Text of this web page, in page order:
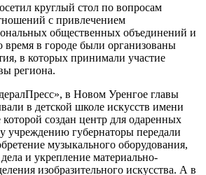
круглый стол по вопросам
с привлечением
общественных объединений и
время в городе были организованы
в которых принимали участие
региона.
в Новом Уренгое главы
в детской школе искусств имени
создан центр для одаренных
учреждению губернаторы передали
музыкального оборудования,
и укрепление материально-
изобразительного искусства. А в